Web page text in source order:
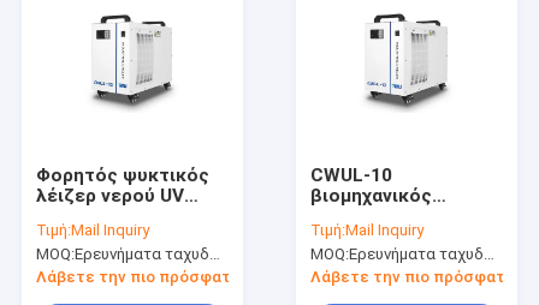
Φορητός ψυκτικός
λέιζερ νερού UV
σήμανσης λέιζερ UV
3W - 5W
Τιμή:Mail Inquiry
MOQ:Ερευνήματα ταχυδρομείου
Λάβετε την πιο πρόσφατη τιμή
CWUL-10
βιομηχανικός
μηχανισμός
διάσπασης
θερμότητας 15W
Τιμή:Mail Inquiry
MOQ:Ερευνήματα ταχυδρομείου
Λάβετε την πιο πρόσφατη